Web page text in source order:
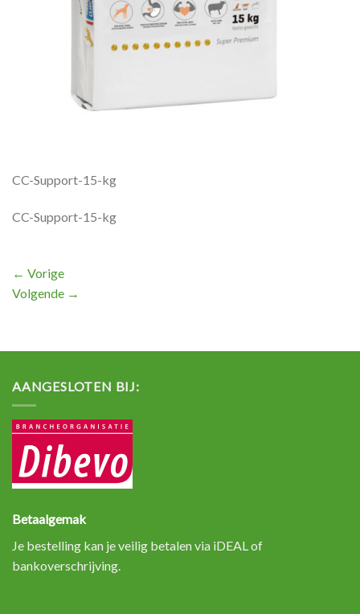
CC-Support-15-kg
CC-Support-15-kg
← Vorige
Volgende →
AANGESLOTEN BIJ:
Betaalgemak
Je bestelling kan je veilig betalen via iDEAL of
bankoverschrijving.